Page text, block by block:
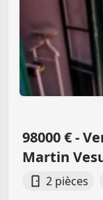
98000 € -
Martin
2 pièces